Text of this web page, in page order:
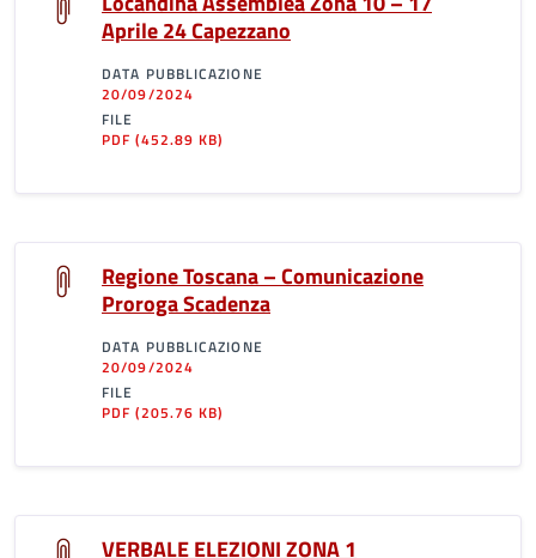
Aprile 24 Capezzano
DATA PUBBLICAZIONE
20/09/2024
FILE
PDF(452.89 KB)
Regione Toscana – Comunicazione
Proroga Scadenza
DATA PUBBLICAZIONE
20/09/2024
FILE
PDF(205.76 KB)
VERBALE ELEZIONI ZONA 1